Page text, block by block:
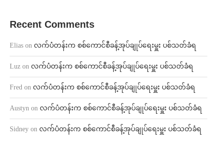
Recent Comments
Elias on လက်ပံတန်းက စစ်ကောင်စီခန့်အုပ်ချုပ်ရေးမှူး ပစ်သတ်ခံရ
Luz on လက်ပံတန်းက စစ်ကောင်စီခန့်အုပ်ချုပ်ရေးမှူး ပစ်သတ်ခံရ
Fred on လက်ပံတန်းက စစ်ကောင်စီခန့်အုပ်ချုပ်ရေးမှူး ပစ်သတ်ခံရ
Austyn on လက်ပံတန်းက စစ်ကောင်စီခန့်အုပ်ချုပ်ရေးမှူး ပစ်သတ်ခံရ
Sidney on လက်ပံတန်းက စစ်ကောင်စီခန့်အုပ်ချုပ်ရေးမှူး ပစ်သတ်ခံရ